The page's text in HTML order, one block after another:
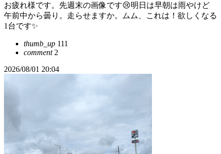
お疲れ様です。先週末の画像です😢明日は早朝は雨やけど
午前中から曇り。走らせますか。ムム、これは！欲しくなる
1台です✨
thumb_up 111
comment2
2026/08/01 20:04